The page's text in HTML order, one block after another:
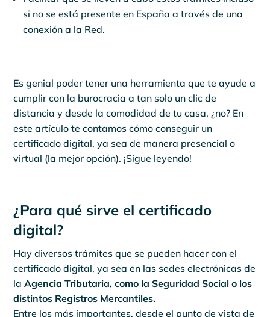
si no se está presente en España a través de una
conexión a la Red.
Es genial poder tener una herramienta que te ayude a
cumplir con la burocracia a tan solo un clic de
distancia y desde la comodidad de tu casa, ¿no? En
este artículo te contamos cómo conseguir un
certificado digital, ya sea de manera presencial o
virtual (la mejor opción). ¡Sigue leyendo!
¿Para qué sirve el certificado
digital?
Hay diversos trámites que se pueden hacer con el
certificado digital, ya sea en las sedes electrónicas de
laAgencia Tributaria, como la Seguridad Social o los
distintos Registros Mercantiles.
Entre los más importantes, desde el punto de vista de